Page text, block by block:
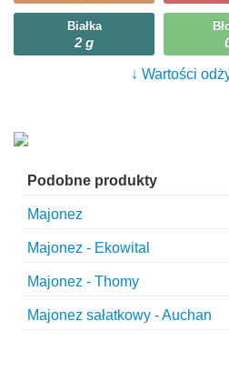
Białka
2 g
↓ Wartości
Podobne produkty
Majonez
Majonez - Ekowital
Majonez - Thomy
Majonez sałatkowy - Auchan